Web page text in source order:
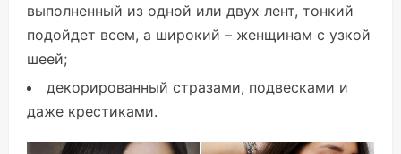
выполненный из одной или двух лент, тонкий
подойдет всем, а широкий – женщинам с узкой
шеей;
декорированный стразами, подвесками и
даже крестиками.